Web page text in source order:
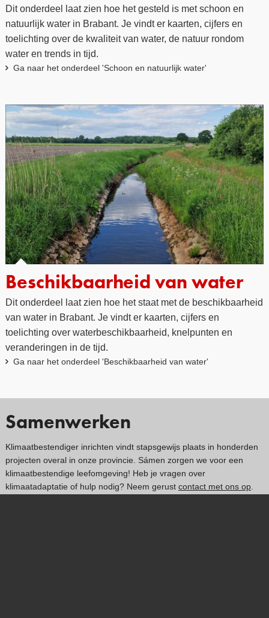
Dit onderdeel laat zien hoe het gesteld is met schoon en
natuurlijk water in Brabant. Je vindt er kaarten, cijfers en
toelichting over de kwaliteit van water, de natuur rondom
water en trends in tijd.
Ga naar het onderdeel 'Schoon en natuurlijk water'
Beschikbaarheid van water
Dit onderdeel laat zien hoe het staat met de beschikbaarheid
van water in Brabant. Je vindt er kaarten, cijfers en
toelichting over waterbeschikbaarheid, knelpunten en
veranderingen in de tijd.
Ga naar het onderdeel 'Beschikbaarheid van water'
Samenwerken
Klimaatbestendiger inrichten vindt stapsgewijs plaats in honderden
projecten overal in onze provincie. Sámen zorgen we voor een
klimaatbestendige leefomgeving! Heb je vragen over
klimaatadaptatie of hulp nodig? Neem gerust contact met ons op.